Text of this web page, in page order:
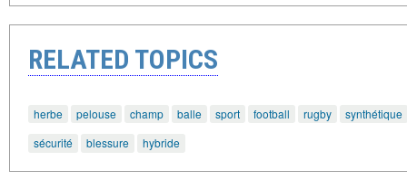
RELATED TOPICS
herbe pelouse champ balle sport football rugby
synthétique
sécurité
blessure hybride